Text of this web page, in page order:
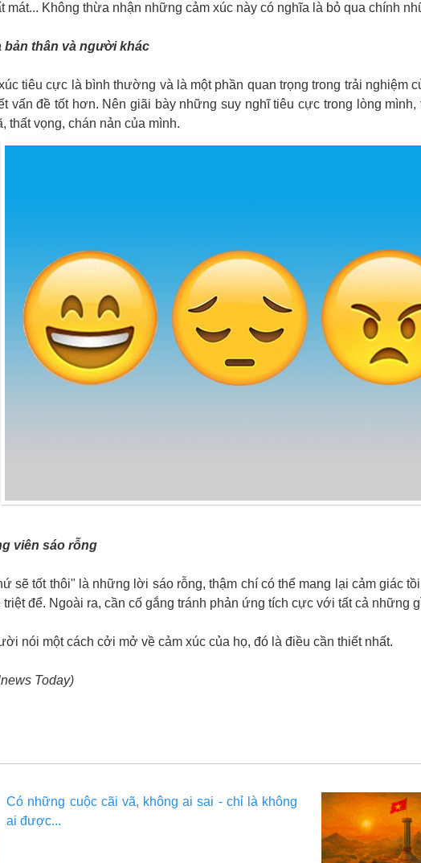
mát... Không thừa nhận những cảm xúc này có nghĩa là bỏ qua chính
bản thân và người khác
tiêu cực là bình thường và là một phần quan trọng trong trải nghiệm
vấn đề tốt hơn. Nên giãi bày những suy nghĩ tiêu cực trong lòng
thất vọng, chán nản của mình.
viên sáo rỗng
sẽ tốt thôi" là những lời sáo rỗng, thậm chí có thể mang lại cảm giác
để. Ngoài ra, cần cố gắng tránh phản ứng tích cực với tất cả những
nói một cách cởi mở về cảm xúc của họ, đó là điều cần thiết nhất.
Today)
Có những cuộc cãi vã, không ai sai - chỉ là không
ai được...